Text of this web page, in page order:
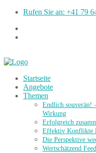
Rufen Sie an: +41 79
Startseite
Angebote
Themen
Endlich souverän!
Wirkung
Erfolgreich
Effektiv Konflikte
Die Perspektive
Wertschätzend